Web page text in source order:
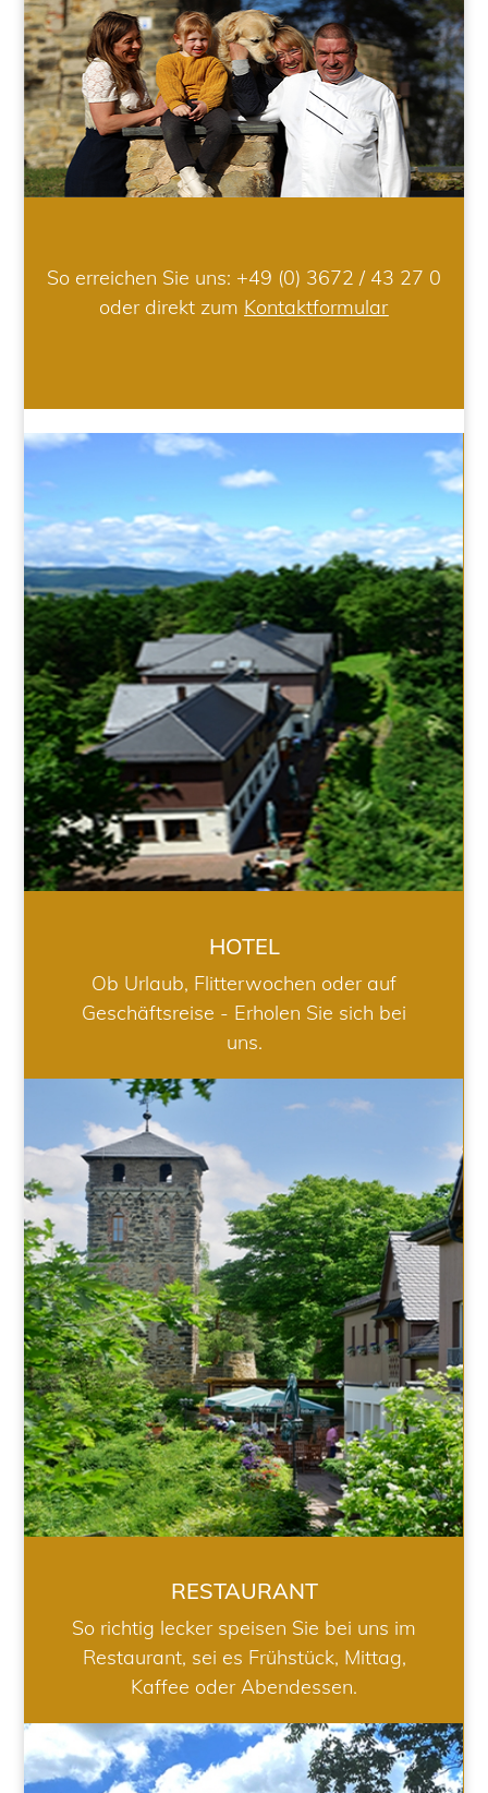
So erreichen Sie uns: +49 (0) 3672 / 43 27 0
oder direkt zum Kontaktformular
HOTEL
HOTEL
Ob Urlaub, Flitterwochen oder auf
Geschäftsreise - Erholen Sie sich bei
uns.
RESTAURANT
RESTAURANT
So richtig lecker speisen Sie bei uns im
Restaurant, sei es Frühstück, Mittag,
Kaffee oder Abendessen.